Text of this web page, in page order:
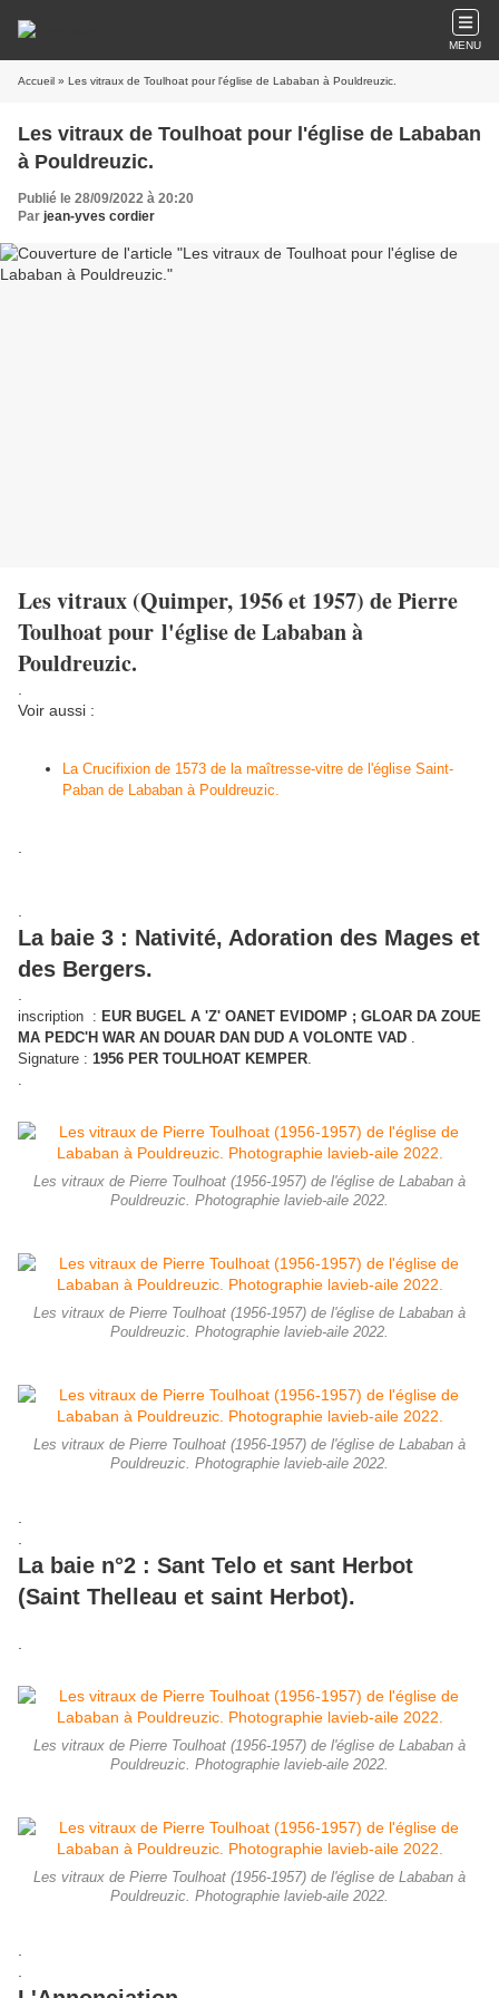
MENU
Accueil » Les vitraux de Toulhoat pour l'église de Lababan à Pouldreuzic.
Les vitraux de Toulhoat pour l'église de Lababan
à Pouldreuzic.
Publié le 28/09/2022 à 20:20
Par jean-yves cordier
Les vitraux (Quimper, 1956 et 1957) de Pierre
Toulhoat pour l'église de Lababan à
Pouldreuzic.
Voir aussi :
La Crucifixion de 1573 de la maîtresse-vitre de l'église Saint-
Paban de Lababan à Pouldreuzic.
La baie 3 : Nativité, Adoration des Mages et
des Bergers.
inscription : EUR BUGEL A 'Z' OANET EVIDOMP ; GLOAR DA ZOUE
MA PEDC'H WAR AN DOUAR DAN DUD A VOLONTE VAD .
Signature : 1956 PER TOULHOAT KEMPER.
.
Les vitraux de Pierre Toulhoat (1956-1957) de l'église de Lababan à
Pouldreuzic. Photographie lavieb-aile 2022.
Les vitraux de Pierre Toulhoat (1956-1957) de l'église de Lababan à
Pouldreuzic. Photographie lavieb-aile 2022.
Les vitraux de Pierre Toulhoat (1956-1957) de l'église de Lababan à
Pouldreuzic. Photographie lavieb-aile 2022.
La baie n°2 : Sant Telo et sant Herbot
(Saint Thelleau et saint Herbot).
Les vitraux de Pierre Toulhoat (1956-1957) de l'église de Lababan à
Pouldreuzic. Photographie lavieb-aile 2022.
Les vitraux de Pierre Toulhoat (1956-1957) de l'église de Lababan à
Pouldreuzic. Photographie lavieb-aile 2022.